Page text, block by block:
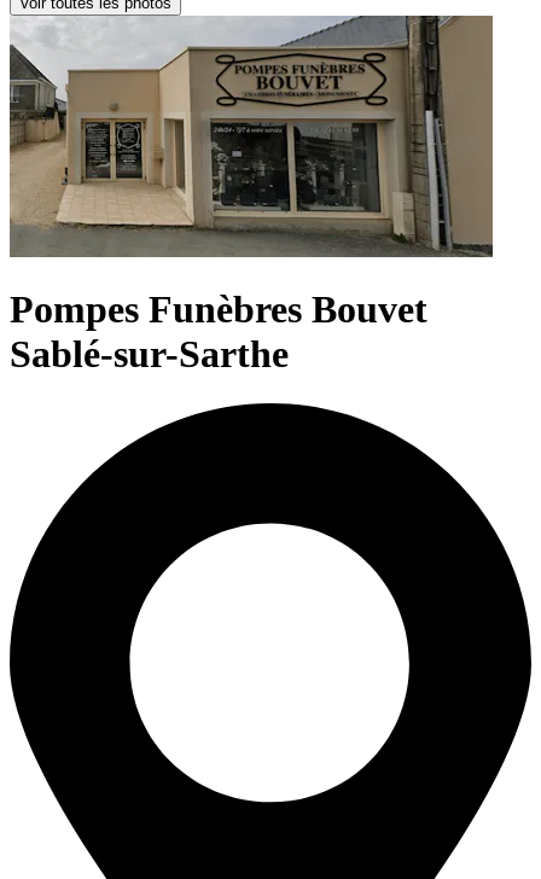
Pompes Funèbres Bouvet
Sablé-sur-Sarthe